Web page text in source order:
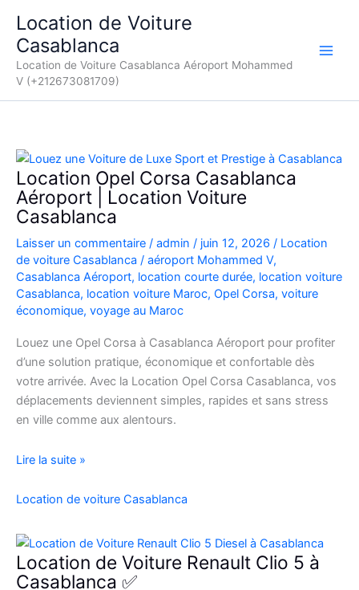
contenu
Location de Voiture
Casablanca
Location de Voiture Casablanca Aéroport Mohammed
V (+212673081709)
Location Opel Corsa Casablanca
Aéroport | Location Voiture
Casablanca
Laisser un commentaire / admin / juin 12, 2026 / Location
de voiture Casablanca / aéroport Mohammed V,
Casablanca Aéroport, location courte durée, location voiture
Casablanca, location voiture Maroc, Opel Corsa, voiture
économique, voyage au Maroc
Louez une Opel Corsa à Casablanca Aéroport pour profiter
d’une solution pratique, économique et confortable dès
votre arrivée. Avec la Location Opel Corsa Casablanca, vos
déplacements deviennent simples, rapides et sans stress
en ville comme aux alentours.
Location
Corsa
Aéroport
|
Location
Lire la suite »
Location de voiture Casablanca
Location de Voiture Renault Clio 5 à
Casablanca ✅